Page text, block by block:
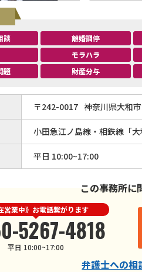
談 離婚調停
モラハラ
題
財産分与
〒242-0017 神奈川県大和
小田急江ノ島線・相鉄線「
平日 10:00~17:00
この事務所に
営業中》お電話繋がります
5267-4818
平日 10:00~17:00
弁護士への相